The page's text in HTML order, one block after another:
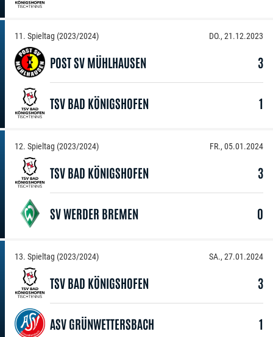
11. Spieltag (2023/2024) DO., 21.12.2023
POST SV MÜHLHAUSEN 3
TSV BAD KÖNIGSHOFEN 1
12. Spieltag (2023/2024) FR., 05.01.2024
TSV BAD KÖNIGSHOFEN 3
SV WERDER BREMEN 0
13. Spieltag (2023/2024) SA., 27.01.2024
TSV BAD KÖNIGSHOFEN 3
ASV GRÜNWETTERSBACH 1